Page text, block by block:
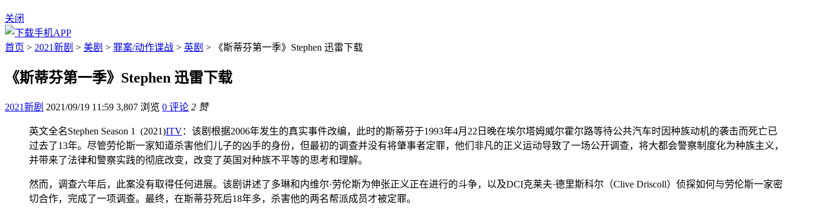
关闭
首页 > 2021新剧 > 美剧 > 罪案/动作谍战 > 英剧 > 《斯蒂芬第一季》Stephen 迅雷下载
《斯蒂芬第一季》Stephen 迅雷下载
2021新剧 2021/09/19 11:59 3,807 浏览 0 评论 2 赞
英文全名Stephen Season 1 (2021)ITV：该剧根据2006年发生的真实事件改编，此时的斯蒂芬于1993年4月22日晚在埃尔塔姆威尔霍尔路等待公共汽车时因种族动机的袭击而死亡已
过去了13年。尽管劳伦斯一家知道杀害他们儿子的凶手的身份，但最初的调查并没有将肇事者定罪，他们非凡的正义运动导致了一场公开调查，将大都会警察制度化为种族主义，
并带来了法律和警察实践的彻底改变，改变了英国对种族不平等的思考和理解。
然而，调查六年后，此案没有取得任何进展。该剧讲述了多琳和内维尔·劳伦斯为伸张正义正在进行的斗争，以及DCI克莱夫·德里斯科尔（Clive Driscoll）侦探如何与劳伦斯一家密
切合作，完成了一项调查。最终，在斯蒂芬死后18年多，杀害他的两名帮派成员才被定罪。